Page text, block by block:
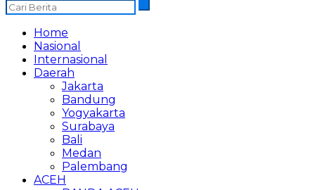
Home
Nasional
Internasional
Daerah
Jakarta
Bandung
Yogyakarta
Surabaya
Bali
Medan
Palembang
ACEH